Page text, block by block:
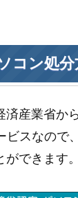
コン処分
産業省か
ビスなので
できます。